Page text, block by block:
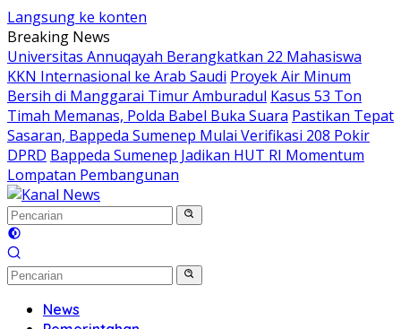
Langsung ke konten
Breaking News
Universitas Annuqayah Berangkatkan 22 Mahasiswa
KKN Internasional ke Arab Saudi Proyek Air Minum
Bersih di Manggarai Timur Amburadul Kasus 53 Ton
Timah Memanas, Polda Babel Buka Suara Pastikan Tepat
Sasaran, Bappeda Sumenep Mulai Verifikasi 208 Pokir
DPRD Bappeda Sumenep Jadikan HUT RI Momentum
Lompatan Pembangunan
News